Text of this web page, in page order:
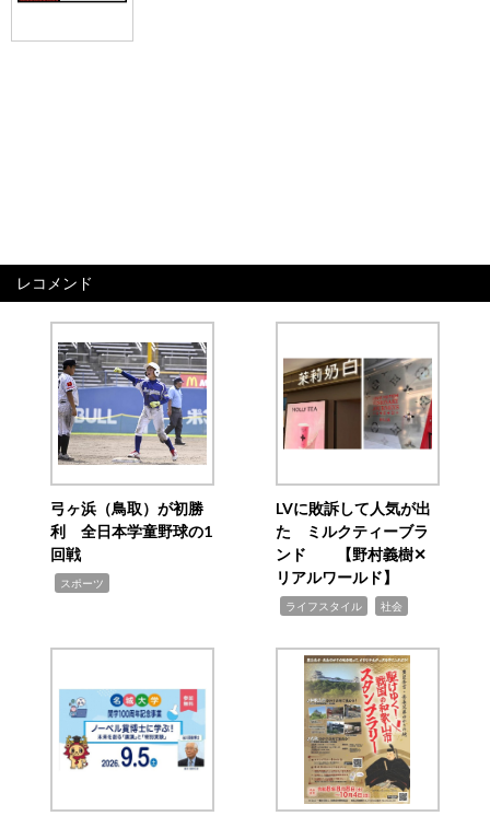
レコメンド
弓ヶ浜（鳥取）が初勝
利 全日本学童野球の1
回戦
スポーツ
LVに敗訴して人気が出
た ミルクティーブラ
ンド 【野村義樹✕
リアルワールド】
ライフスタイル 社会